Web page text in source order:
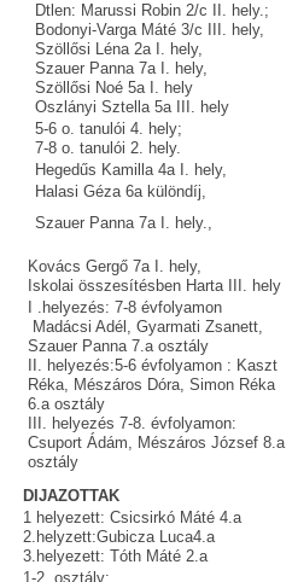
Dtlen: Marussi Robin 2/c II. hely.;
Bodonyi-Varga Máté 3/c III. hely,
Szöllősi Léna 2a I. hely,
Szauer Panna 7a I. hely,
Szöllősi Noé 5a I. hely
Oszlányi Sztella 5a III. hely
5-6 o. tanulói 4. hely;
7-8 o. tanulói 2. hely.
Hegedűs Kamilla 4a I. hely,
Halasi Géza 6a különdíj,
Szauer Panna 7a I. hely.,
Kovács Gergő 7a I. hely,
Iskolai összesítésben Harta III. hely
I .helyezés: 7-8 évfolyamon
Madácsi Adél, Gyarmati Zsanett,
Szauer Panna 7.a osztály
II. helyezés:5-6 évfolyamon : Kaszt
Réka, Mészáros Dóra, Simon Réka
6.a osztály
III. helyezés 7-8. évfolyamon:
Csuport Ádám, Mészáros József 8.a
osztály
DIJAZOTTAK
1 helyezett: Csicsirkó Máté 4.a
2.helyzett:Gubicza Luca4.a
3.helyezett: Tóth Máté 2.a
1-2. osztály: